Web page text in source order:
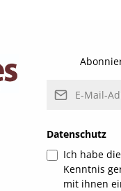
E-Mail-Adresse*
Datenschutz
Ich habe die
Kenntnis
mit ihnen